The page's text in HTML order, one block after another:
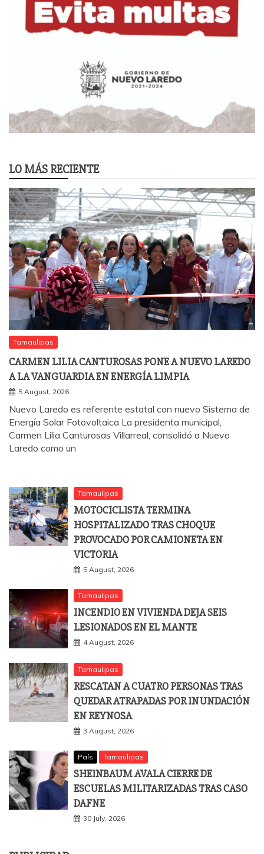
LO MÁS RECIENTE
Tamaulipas
CARMEN LILIA CANTUROSAS PONE A NUEVO LAREDO
A LA VANGUARDIA EN ENERGÍA LIMPIA
5 August, 2026
Nuevo Laredo es referente estatal con nuevo Sistema de
Energía Solar Fotovoltaica La presidenta municipal,
Carmen Lilia Canturosas Villarreal, consolidó a Nuevo
Laredo como un
Tamaulipas
MOTOCICLISTA TERMINA
HOSPITALIZADO TRAS CHOQUE
PROVOCADO POR CAMIONETA EN
VICTORIA
5 August, 2026
Tamaulipas
INCENDIO EN VIVIENDA DEJA SEIS
LESIONADOS EN EL MANTE
4 August, 2026
Tamaulipas
RESCATAN A CUATRO PERSONAS TRAS
QUEDAR ATRAPADAS POR INUNDACIÓN
EN REYNOSA
3 August, 2026
País Tamaulipas
SHEINBAUM AVALA CIERRE DE
ESCUELAS MILITARIZADAS TRAS CASO
DAFNE
30 July, 2026